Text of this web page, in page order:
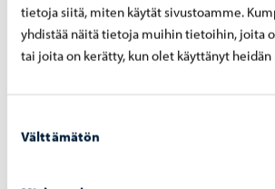
tietoja siitä, miten käytät sivustoamme.
yhdistää näitä tietoja muihin tietoihin, joita
tai joita on kerätty, kun olet käyttänyt
valinta
Välttämätön
Tilaajan tietoja käsittelevät Porvoon
organisaatiossa uutiskirjeitä tekevät
käsiteltäessä ei synny manuaalista
käyttöön tarvitaan henkilökohtainen